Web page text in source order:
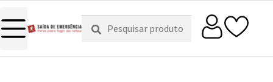
Pesquisar
por:
Pesquisa